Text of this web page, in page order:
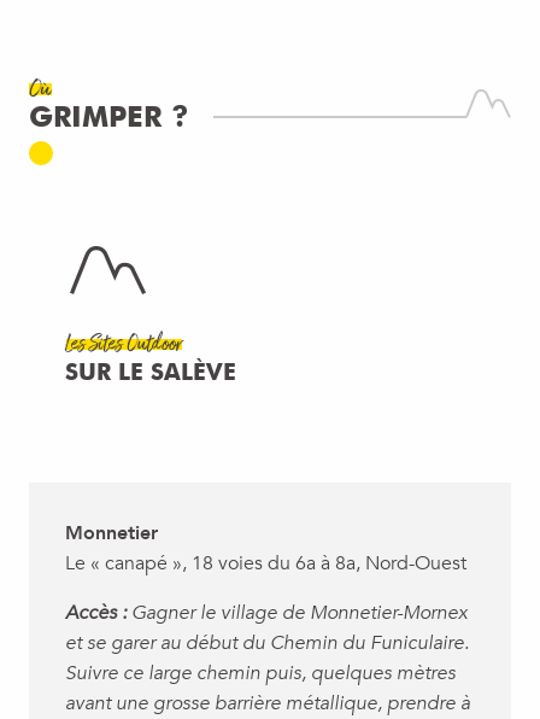
Où
GRIMPER ?
Les Sites Outdoor
SUR LE SALÈVE
Monnetier
Le « canapé », 18 voies du 6a à 8a, Nord-Ouest
Accès :Gagner le village de Monnetier-Mornex
et se garer au début du Chemin du Funiculaire.
Suivre ce large chemin puis, quelques mètres
avant une grosse barrière métallique, prendre à